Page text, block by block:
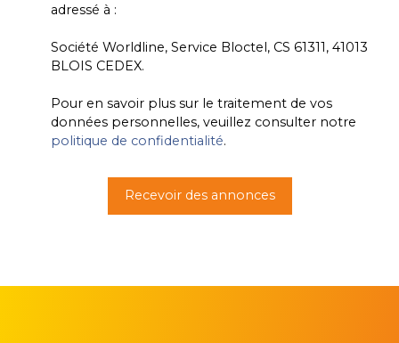
adressé à :
Société Worldline, Service Bloctel, CS 61311, 41013
BLOIS CEDEX.
Pour en savoir plus sur le traitement de vos
données personnelles, veuillez consulter notre
politique de confidentialité.
Recevoir des annonces